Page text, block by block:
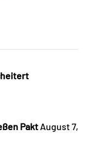
Pakt August 7,